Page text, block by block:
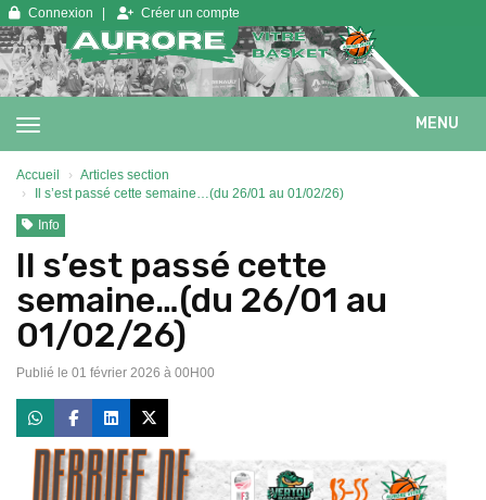
Connexion Créer un compte
MENU
Accueil
Articles section
Il s’est passé cette semaine…(du 26/01 au 01/02/26)
Info
Il s’est passé cette
semaine…(du 26/01 au
01/02/26)
Publié le 01 février 2026 à 00H00
Panneau de gestion des cookies